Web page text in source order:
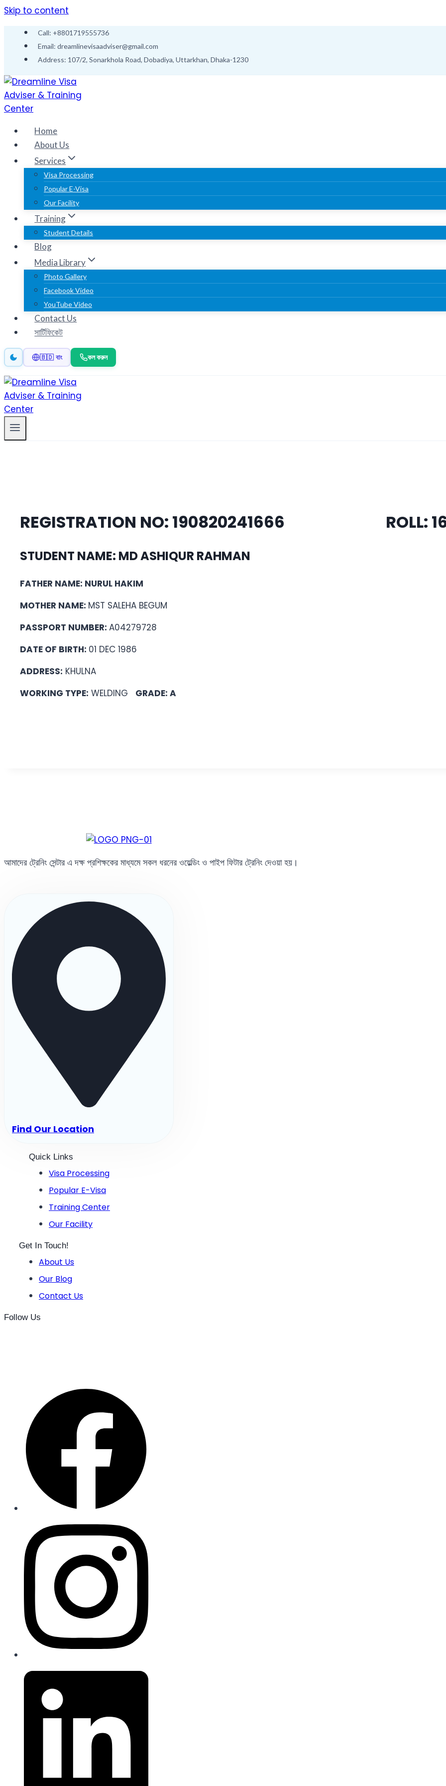
Skip to content
Call: +8801719555736
Email: dreamlinevisaadviser@gmail.com
Address: 107/2, Sonarkhola Road, Dobadiya, Uttarkhan, Dhaka-1230
Home
About Us
Services
Visa Processing
Popular E-Visa
Our Facility
Training
Student Details
Blog
Media Library
Photo Gallery
Facebook Video
YouTube Video
Contact Us
সার্টিফিকেট
🇧🇩 বাং কল করুন
REGISTRATION NO: 190820241666 ROLL:
STUDENT NAME: MD ASHIQUR RAHMAN
FATHER NAME: NURUL HAKIM
MOTHER NAME: MST SALEHA BEGUM
PASSPORT NUMBER: A04279728
DATE OF BIRTH: 01 DEC 1986
ADDRESS: KHULNA
WORKING TYPE: WELDING GRADE: A
আমাদের ট্রেনিং সেন্টার এ দক্ষ প্রশিক্ষকের মাধ্যমে সকল ধরনের ওয়েল্ডিং ও পাইপ ফিটার ট্রেনিং দেওয়া হয়।
Find Our Location
Quick Links
Visa Processing
Popular E-Visa
Training Center
Our Facility
Get In Touch!
About Us
Our Blog
Contact Us
Follow Us